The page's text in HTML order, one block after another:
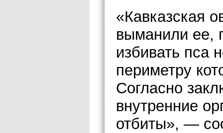
«Кавказская
выманили ее,
избивать пса
периметру
Согласно
внутренние
отбиты», —